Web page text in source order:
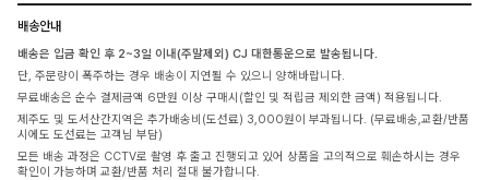
배송안내
배송은 입금 확인 후 2~3일 이내(주말제외) CJ 대한통운으로 발송됩니다.
단, 주문량이 폭주하는 경우 배송이 지연될 수 있으니 양해바랍니다.
무료배송은 순수 결제금액 6만원 이상 구매시(할인 및 적립금 제외한 금액) 적용됩니다.
제주도 및 도서산간지역은 추가배송비(도선료) 3,000원이 부과됩니다. (무료배송,교환/반품
시에도 도선료는 고객님 부담)
모든 배송 과정은 CCTV로 촬영 후 출고 진행되고 있어 상품을 고의적으로 훼손하시는 경우
확인이 가능하며 교환/반품 처리 절대 불가합니다.